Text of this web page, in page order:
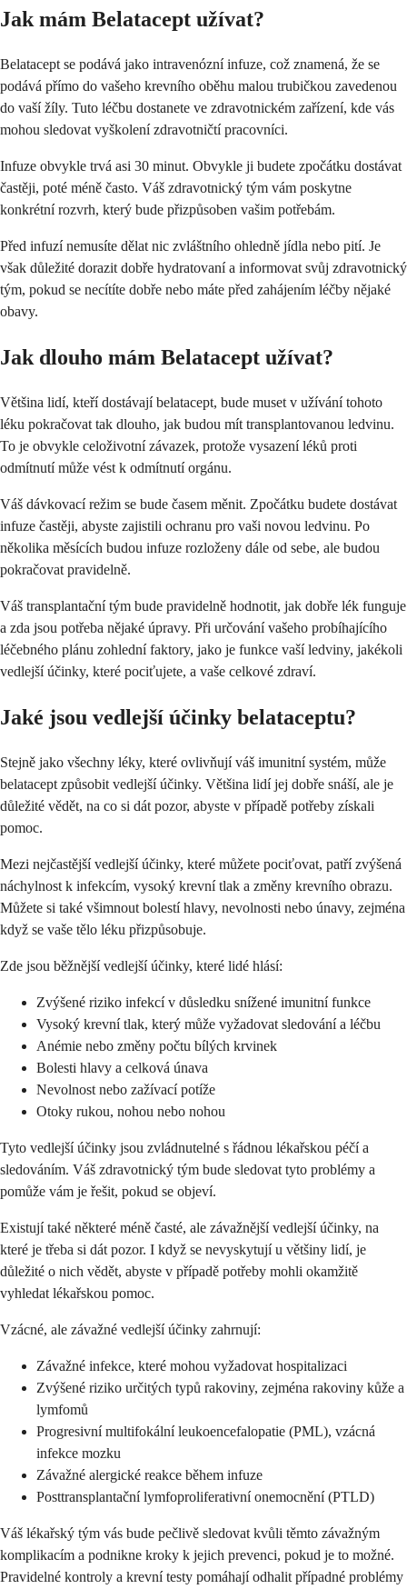
Jak mám Belatacept užívat?
Belatacept se podává jako intravenózní infuze, což znamená, že se
podává přímo do vašeho krevního oběhu malou trubičkou zavedenou
do vaší žíly. Tuto léčbu dostanete ve zdravotnickém zařízení, kde vás
mohou sledovat vyškolení zdravotničtí pracovníci.
Infuze obvykle trvá asi 30 minut. Obvykle ji budete zpočátku dostávat
častěji, poté méně často. Váš zdravotnický tým vám poskytne
konkrétní rozvrh, který bude přizpůsoben vašim potřebám.
Před infuzí nemusíte dělat nic zvláštního ohledně jídla nebo pití. Je
však důležité dorazit dobře hydratovaní a informovat svůj zdravotnický
tým, pokud se necítíte dobře nebo máte před zahájením léčby nějaké
obavy.
Jak dlouho mám Belatacept užívat?
Většina lidí, kteří dostávají belatacept, bude muset v užívání tohoto
léku pokračovat tak dlouho, jak budou mít transplantovanou ledvinu.
To je obvykle celoživotní závazek, protože vysazení léků proti
odmítnutí může vést k odmítnutí orgánu.
Váš dávkovací režim se bude časem měnit. Zpočátku budete dostávat
infuze častěji, abyste zajistili ochranu pro vaši novou ledvinu. Po
několika měsících budou infuze rozloženy dále od sebe, ale budou
pokračovat pravidelně.
Váš transplantační tým bude pravidelně hodnotit, jak dobře lék funguje
a zda jsou potřeba nějaké úpravy. Při určování vašeho probíhajícího
léčebného plánu zohlední faktory, jako je funkce vaší ledviny, jakékoli
vedlejší účinky, které pociťujete, a vaše celkové zdraví.
Jaké jsou vedlejší účinky belataceptu?
Stejně jako všechny léky, které ovlivňují váš imunitní systém, může
belatacept způsobit vedlejší účinky. Většina lidí jej dobře snáší, ale je
důležité vědět, na co si dát pozor, abyste v případě potřeby získali
pomoc.
Mezi nejčastější vedlejší účinky, které můžete pociťovat, patří zvýšená
náchylnost k infekcím, vysoký krevní tlak a změny krevního obrazu.
Můžete si také všimnout bolestí hlavy, nevolnosti nebo únavy, zejména
když se vaše tělo léku přizpůsobuje.
Zde jsou běžnější vedlejší účinky, které lidé hlásí:
Zvýšené riziko infekcí v důsledku snížené imunitní funkce
Vysoký krevní tlak, který může vyžadovat sledování a léčbu
Anémie nebo změny počtu bílých krvinek
Bolesti hlavy a celková únava
Nevolnost nebo zažívací potíže
Otoky rukou, nohou nebo nohou
Tyto vedlejší účinky jsou zvládnutelné s řádnou lékařskou péčí a
sledováním. Váš zdravotnický tým bude sledovat tyto problémy a
pomůže vám je řešit, pokud se objeví.
Existují také některé méně časté, ale závažnější vedlejší účinky, na
které je třeba si dát pozor. I když se nevyskytují u většiny lidí, je
důležité o nich vědět, abyste v případě potřeby mohli okamžitě
vyhledat lékařskou pomoc.
Vzácné, ale závažné vedlejší účinky zahrnují:
Závažné infekce, které mohou vyžadovat hospitalizaci
Zvýšené riziko určitých typů rakoviny, zejména rakoviny kůže a
lymfomů
Progresivní multifokální leukoencefalopatie (PML), vzácná
infekce mozku
Závažné alergické reakce během infuze
Posttransplantační lymfoproliferativní onemocnění (PTLD)
Váš lékařský tým vás bude pečlivě sledovat kvůli těmto závažným
komplikacím a podnikne kroky k jejich prevenci, pokud je to možné.
Pravidelné kontroly a krevní testy pomáhají odhalit případné problémy